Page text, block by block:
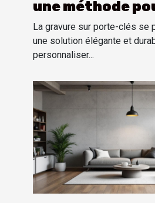
une méthode
personnaliser
La gravure sur porte-clés se
une solution élégante et
personnaliser...